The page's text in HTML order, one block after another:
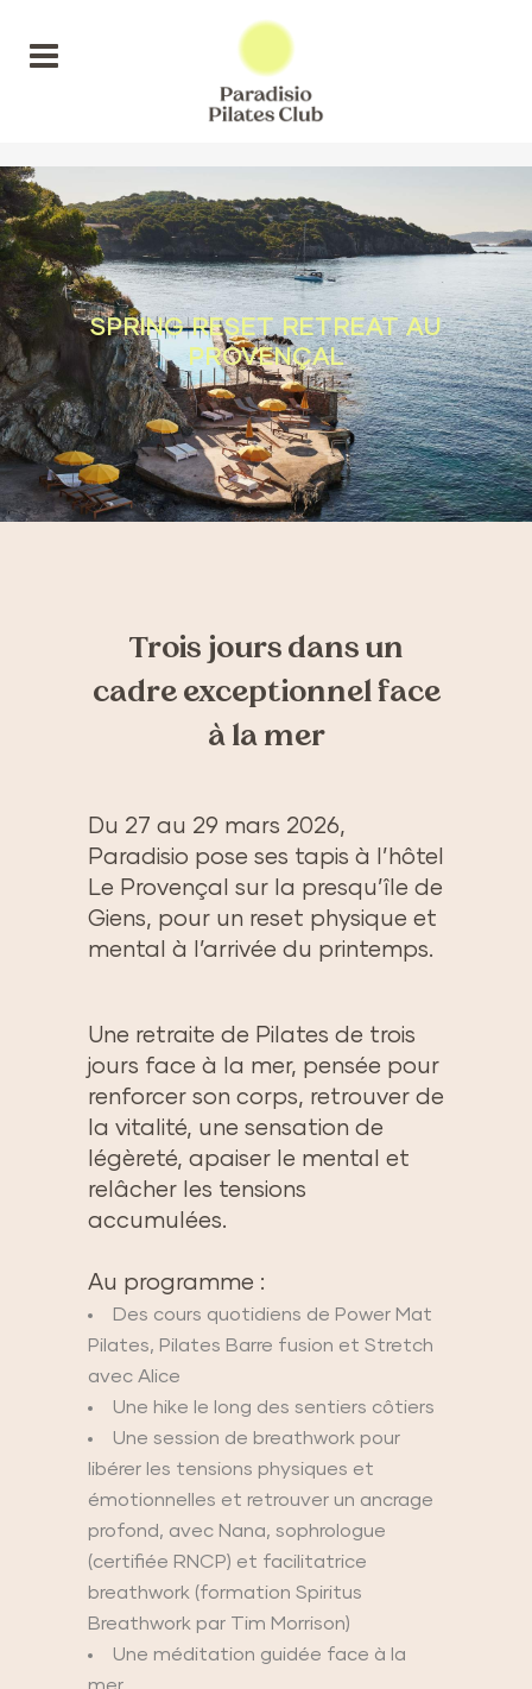
SPRING RESET RETREAT AU
PROVENÇAL
Trois jours dans un
cadre exceptionnel face
à la mer
Du 27 au 29 mars 2026,
Paradisio pose ses tapis à l’hôtel
Le Provençal sur la presqu’île de
Giens, pour un reset physique et
mental à l’arrivée du printemps.
Une retraite de Pilates de trois
jours face à la mer, pensée pour
renforcer son corps, retrouver de
la vitalité, une sensation de
légèreté, apaiser le mental et
relâcher les tensions
accumulées.
Au programme :
Des cours quotidiens de Power Mat
Pilates, Pilates Barre fusion et Stretch
avec Alice
Une hike le long des sentiers côtiers
Une session de breathwork pour
libérer les tensions physiques et
émotionnelles et retrouver un ancrage
profond, avec Nana, sophrologue
(certifiée RNCP) et facilitatrice
breathwork (formation Spiritus
Breathwork par Tim Morrison)
Une méditation guidée face à la
mer